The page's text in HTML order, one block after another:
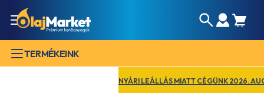
TERMÉKEINK
NYÁRI LEÁLLÁS MIATT CÉGÜNK 2026.